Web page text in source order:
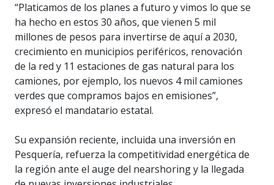
“Platicamos de los planes a futuro y vimos lo que se
ha hecho en estos 30 años, que vienen 5 mil
millones de pesos para invertirse de aquí a 2030,
crecimiento en municipios periféricos, renovación
de la red y 11 estaciones de gas natural para los
camiones, por ejemplo, los nuevos 4 mil camiones
verdes que compramos bajos en emisiones”,
expresó el mandatario estatal.
Su expansión reciente, incluida una inversión en
Pesquería, refuerza la competitividad energética de
la región ante el auge del nearshoring y la llegada